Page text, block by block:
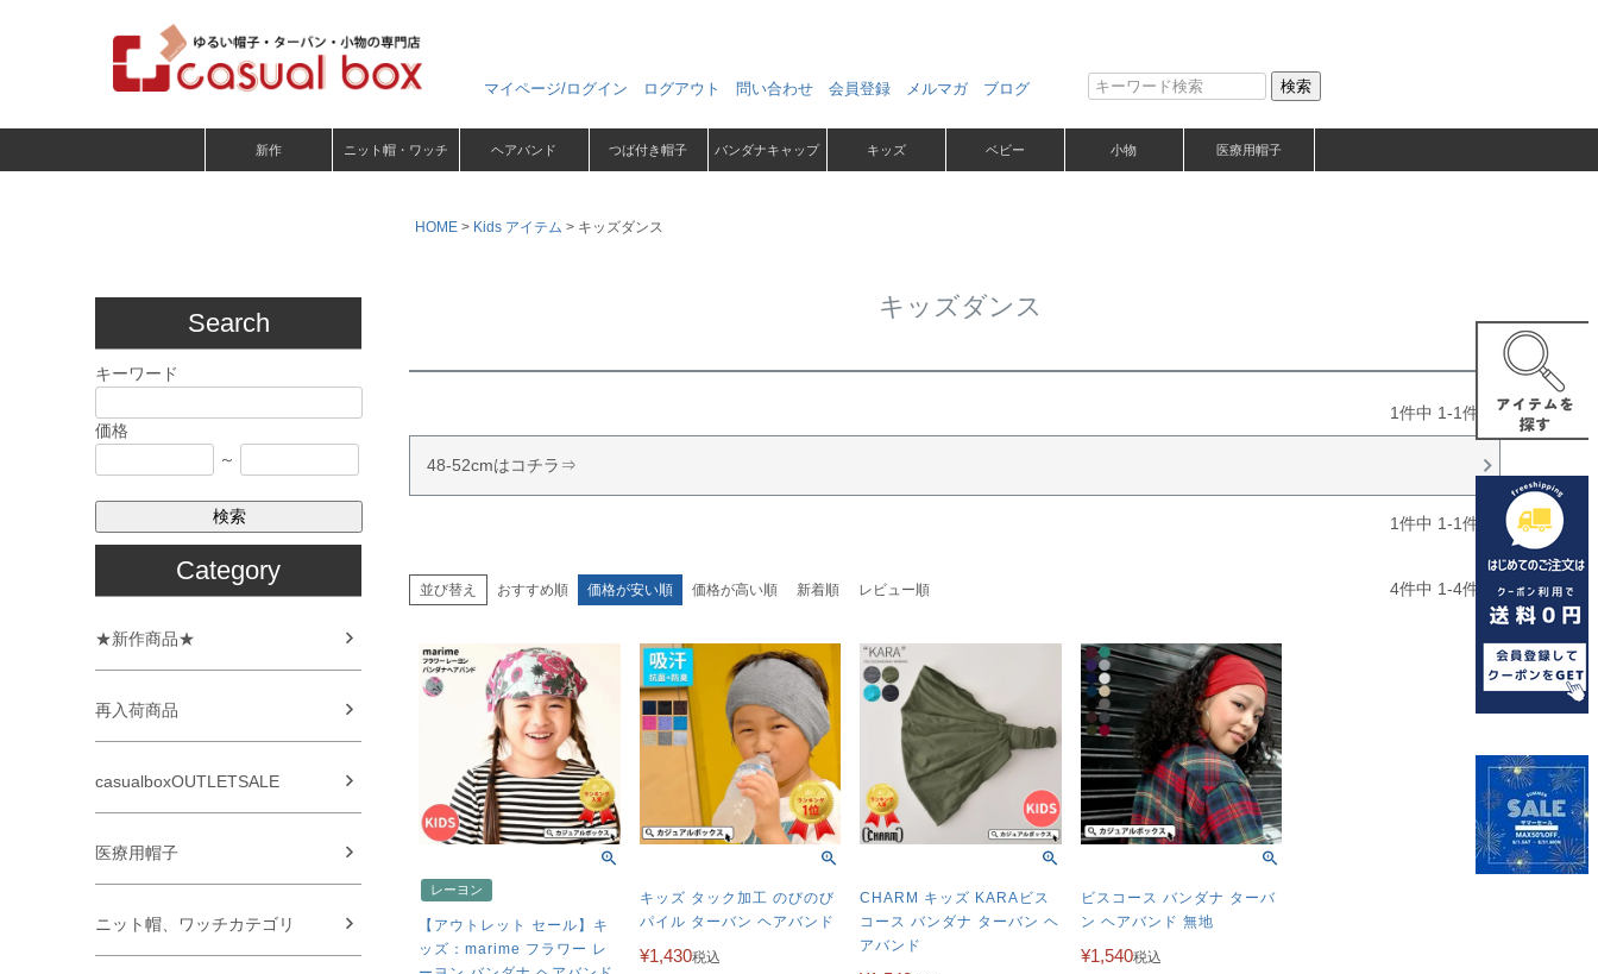
マイページ/ログイン ログアウト 問い合わせ 会員登録 メルマガ ブログ 検索
新作 ニット帽・ワッチ ヘアバンド つば付き帽子 バンダナキャップ キッズ ベビー 小物 医療用帽子
Search
キーワード
価格
～
検索
Category
★新作商品★
再入荷商品
casualboxOUTLETSALE
医療用帽子
ニット帽、ワッチカテゴリ
HOME Kids アイテム キッズダンス
キッズダンス
1件中 1-1件表示
48-52cmはコチラ⇒
1件中 1-1件表示
並び替え おすすめ順 価格が安い順 価格が高い順 新着順 レビュー順 4件中 1-4件表示
レーヨン
【アウトレット セール】キ
ッズ：marime フラワー レ
キッズ タック加工 のびのび
パイル ターバン ヘアバンド
¥1,430税込
CHARM キッズ KARAビス
コース バンダナ ターバン ヘ
アバンド
ビスコース バンダナ ターバ
ン ヘアバンド 無地
¥1,540税込